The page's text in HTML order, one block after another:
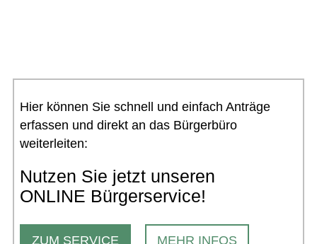
Hier können Sie schnell und einfach Anträge
erfassen und direkt an das Bürgerbüro
weiterleiten:
Nutzen Sie jetzt unseren
ONLINE Bürgerservice!
ZUM SERVICE MEHR INFOS